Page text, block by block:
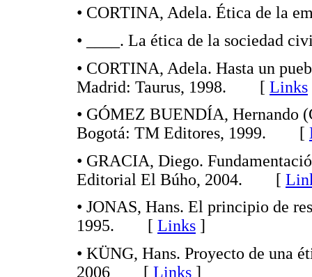
• CORTINA, Adela. Ética de
• ____. La ética de la
• CORTINA, Adela. Hasta un
Madrid: Taurus, 1998. [ Links
• GÓMEZ BUENDÍA, Hernando
Bogotá: TM Editores, 1999. [
• GRACIA, Diego.
Editorial El Búho, 2004. [
• JONAS, Hans. El principio de
1995. [ Links ]
• KÜNG, Hans. Proyecto de una
2006 [ Links ]